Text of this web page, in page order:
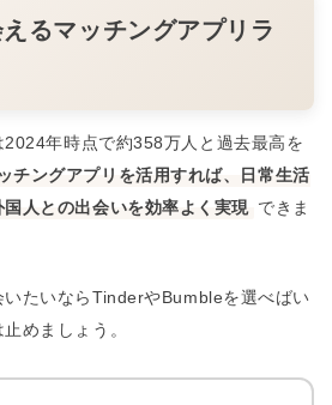
るマッチングアプリラ
年時点で約358万人と過去最高を
チングアプリを活用すれば、日常生活
人との出会いを効率よく実現 できま
たいならTinderやBumbleを選べばい
めましょう。